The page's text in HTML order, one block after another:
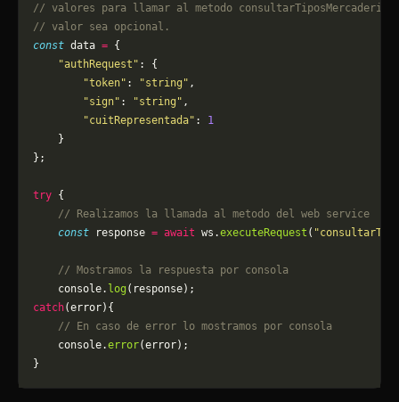
// valores para llamar al metodo consultarTiposMercaderia,
// valor sea opcional.
const data = {
    "authRequest"
: {
        "token"
: "string" ,
        "sign"
: "string" ,
        "cuitRepresentada"
: 1
    }
};
try {
    // Realizamos la llamada al metodo del web service
    const
response = await ws.executeRequest (
    // Mostramos la respuesta por consola
    console.
log (response);
catch(error){
    // En caso de error lo mostramos por consola
	console.
error(error);
}